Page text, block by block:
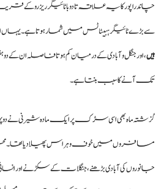
چاندراپور کا یہ علاقہ تادوبا ٹائیگر ریزرو
سے بڑے ٹائیگر ہبیٹاٹس میں شمار ہوتا ہے۔ یہاں
ہیں، اور جنگل و آبادی کے درمیان کم ہوتا فاصلہ ان
تک آنے کا سبب بنتا ہے۔
گزشتہ ماہ بھی اسی سڑک پر ایک مادہ شیرنی نے دو
مسافروں میں خوف و ہراس پھیلا دیا تھا۔
جانوروں کی آبادی بڑھنے، جنگلات کے سکڑنے اور